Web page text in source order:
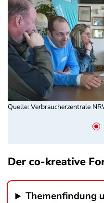
Quelle: Verbraucherzentrale
Der co-kreative
Themenfindung